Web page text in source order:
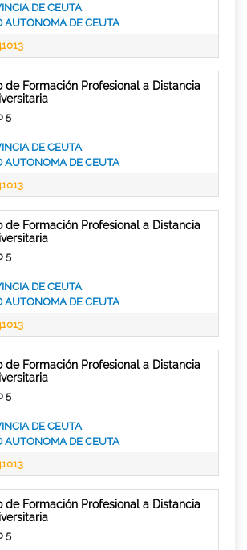
DE CEUTA
AUTONOMA DE CEUTA
de Formación Profesional a Distancia
5
DE CEUTA
AUTONOMA DE CEUTA
de Formación Profesional a Distancia
5
DE CEUTA
AUTONOMA DE CEUTA
de Formación Profesional a Distancia
5
DE CEUTA
AUTONOMA DE CEUTA
de Formación Profesional a Distancia
5